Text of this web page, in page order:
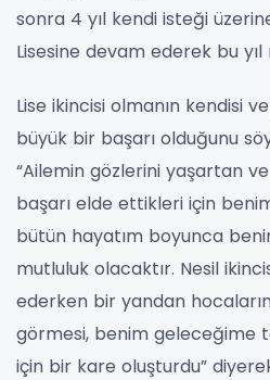
sonra 4 yıl kendi isteği
Lisesine devam ederek bu yıl
Lise ikincisi olmanın kendisi
büyük bir başarı olduğunu
“Ailemin gözlerini yaşartan ve
başarı elde ettikleri için
bütün hayatım boyunca
mutluluk olacaktır. Nesil
ederken bir yandan
görmesi, benim geleceğime
için bir kare oluşturdu”